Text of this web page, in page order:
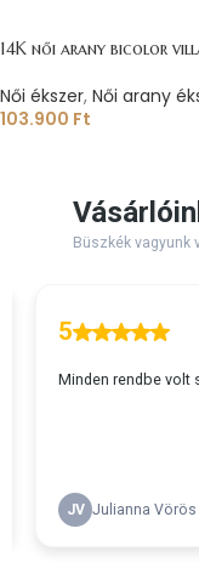
14K női arany bicolor
Női ékszer, Női arany
103.900 Ft